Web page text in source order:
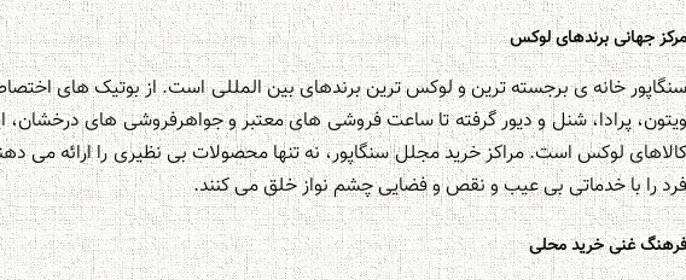
جهانی برندهای لوکس
خانه ی برجسته ترین و لوکس ترین برندهای بین المللی است. از بوتیک های
پرادا، شنل و دیور گرفته تا ساعت فروشی های معتبر و جواهرفروشی های درخشان،
لوکس است. مراکز خرید مجلل سنگاپور، نه تنها محصولات بی نظیری را ارائه می
را با خدماتی بی عیب و نقص و فضایی چشم نواز خلق می کنند.
غنی خرید محلی